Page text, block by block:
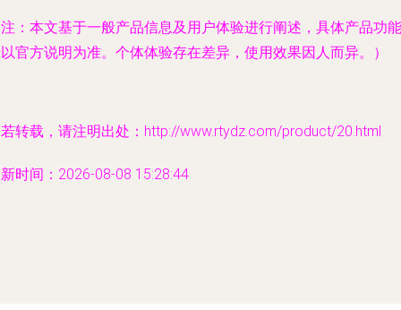
：本文基于一般产品信息及用户体验进行阐述，具体产品功能
官方说明为准。个体体验存在差异，使用效果因人而异。）
转载，请注明出处：http://www.rtydz.com/product/20.html
时间：2026-08-08 15:28:44